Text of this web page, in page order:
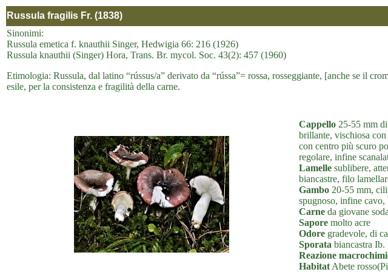
Russula fragilis Fr. (1838)
Sinonimi:
Russula emetica f. knauthii Singer, Hedwigia 66: 216 (1926)
Russula knauthii (Singer) Hora, Trans. Br. mycol. Soc. 43(2): 457 (1960)
Etimologia: Russula, dal latino “rússus/a” derivato da “rússa”= rossa, rosseggiante, [anche se il
esile, per la consistenza e fragilità della carne.
Cappello 25-55 mm
brillante, vischiosa
con centro più scuro
regolare, infine
Lamelle sublibere,
biancastre, filo
Gambo 20-55 mm,
spugnoso, infine cavo,
Carne da giovane
Sapore molto acre
Odore gradevole, di
Sporata biancastra Ib.
Reazione
Habitat Abete